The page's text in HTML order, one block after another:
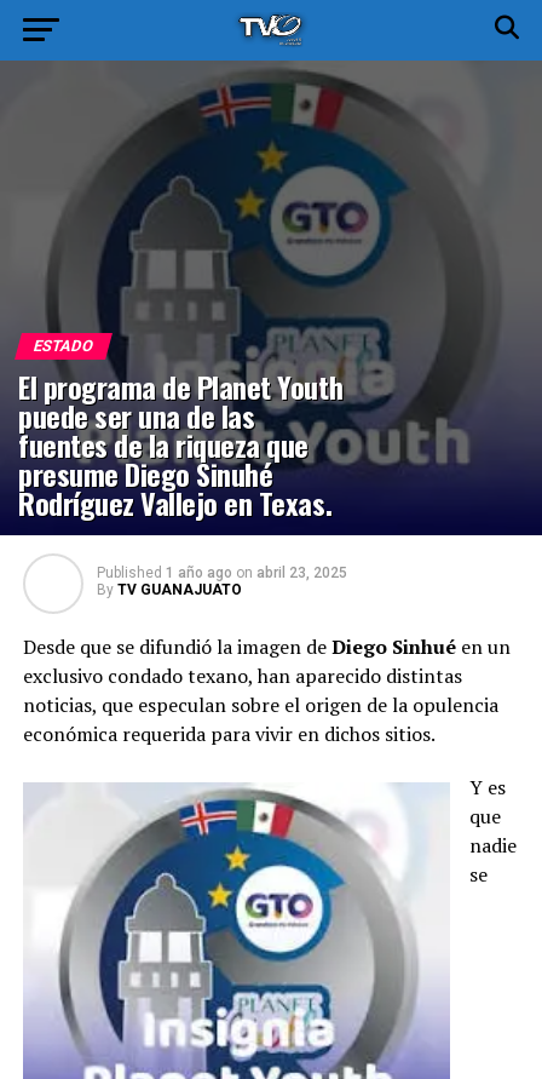
ESTADO
El programa de Planet Youth
puede ser una de las
fuentes de la riqueza que
presume Diego Sinuhé
Rodríguez Vallejo en Texas.
Published 1 año ago on abril 23, 2025
By TV GUANAJUATO
Desde que se difundió la imagen deDiego Sinhué en un
exclusivo condado texano, han aparecido distintas
noticias, que especulan sobre el origen de la opulencia
económica requerida para vivir en dichos sitios.
Y es
que
nadie
se